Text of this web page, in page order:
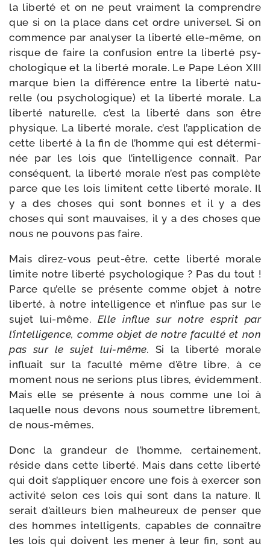
la liber­té et on ne peut vrai­ment la com­prendre
que si on la place dans cet ordre uni­ver­sel. Si on
com­mence par ana­ly­ser la liber­té elle-​même, on
risque de faire la confu­sion entre la liber­té psy­
cho­lo­gique et la liber­té morale. Le Pape Léon XIII
marque bien la dif­fé­rence entre la liber­té natu­
relle (ou psy­cho­lo­gique) et la liber­té morale. La
liber­té natu­relle, c’est la liber­té dans son être
phy­sique. La liber­té morale, c’est l’application de
cette liber­té à la fin de l’homme qui est déter­mi­
née par les lois que l’intelligence connaît. Par
consé­quent, la liber­té morale n’est pas com­plète
parce que les lois limitent cette liber­té morale. Il
y a des choses qui sont bonnes et il y a des
choses qui sont mau­vaises, il y a des choses que
nous ne pou­vons pas faire.
Mais direz-​vous peut-​être, cette liber­té morale
limite notre liber­té psy­cho­lo­gique ? Pas du tout !
Parce qu’elle se pré­sente comme objet à notre
liber­té, à notre intel­li­gence et n’influe pas sur le
sujet lui-​même. Elle influe sur notre esprit par
l’intelligence, comme objet de notre facul­té et non
pas sur le sujet lui-​même. Si la liber­té morale
influait sur la facul­té même d’être libre, à ce
moment nous ne serions plus libres, évi­dem­ment.
Mais elle se pré­sente à nous comme une loi à
laquelle nous devons nous sou­mettre libre­ment,
de nous-mêmes.
Donc la gran­deur de l’homme, cer­tai­ne­ment,
réside dans cette liber­té. Mais dans cette liber­té
qui doit s’appliquer encore une fois à exer­cer son
acti­vi­té selon ces lois qui sont dans la nature. Il
serait d’ailleurs bien mal­heu­reux de pen­ser que
des hommes intel­li­gents, capables de connaître
les lois qui doivent les mener à leur fin, sont au